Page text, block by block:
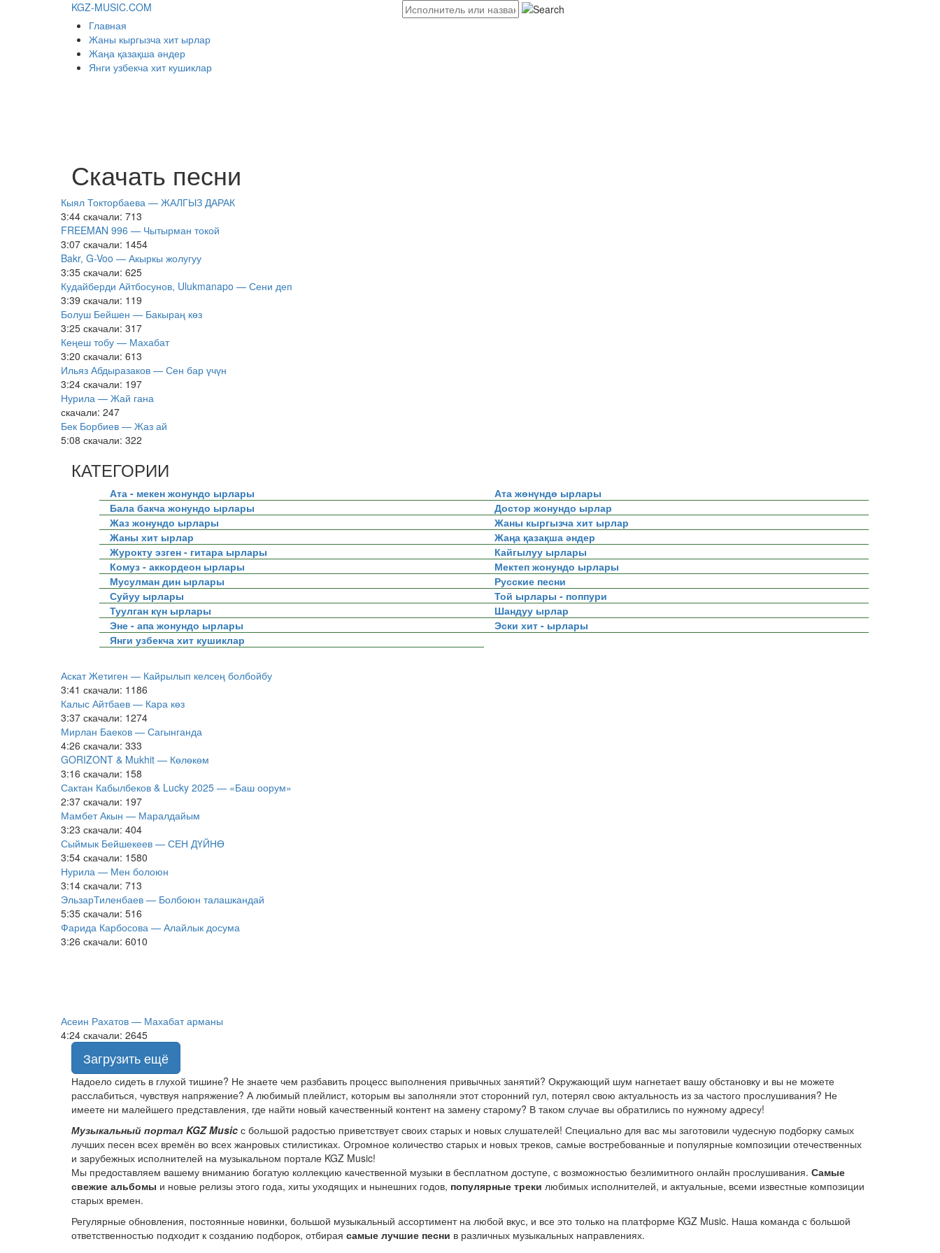
KGZ-MUSIC.COM
Главная
Жаны кыргызча хит ырлар
Жаңа қазақша әндер
Янги узбекча хит кушиклар
Скачать песни
Кыял Токторбаева — ЖАЛГЫЗ ДАРАК
3:44 скачали: 713
FREEMAN 996 — Чытырман токой
3:07 скачали: 1454
Bakr, G-Voo — Акыркы жолугуу
3:35 скачали: 625
Кудайберди Айтбосунов, Ulukmanapo — Сени деп
3:39 скачали: 119
Болуш Бейшен — Бакыраң көз
3:25 скачали: 317
Кеңеш тобу — Махабат
3:20 скачали: 613
Ильяз Абдыразаков — Сен бар үчүн
3:24 скачали: 197
Нурила — Жай гана
скачали: 247
Бек Борбиев — Жаз ай
5:08 скачали: 322
КАТЕГОРИИ
Ата - мекен жонундо ырлары
Ата жөнүндө ырлары
Бала бакча жонундо ырлары
Достор жонундо ырлар
Жаз жонундо ырлары
Жаны кыргызча хит ырлар
Жаны хит ырлар
Жаңа қазақша әндер
Журокту эзген - гитара ырлары
Кайгылуу ырлары
Комуз - аккордеон ырлары
Мектеп жонундо ырлары
Мусулман дин ырлары
Русские песни
Суйуу ырлары
Той ырлары - поппури
Туулган күн ырлары
Шандуу ырлар
Эне - апа жонундо ырлары
Эски хит - ырлары
Янги узбекча хит кушиклар
Аскат Жетиген — Кайрылып келсең болбойбу
3:41 скачали: 1186
Калыс Айтбаев — Кара көз
3:37 скачали: 1274
Мирлан Баеков — Сагынганда
4:26 скачали: 333
GORIZONT & Mukhit — Көлөкөм
3:16 скачали: 158
Сактан Кабылбеков & Lucky 2025 — «Баш оорум»
2:37 скачали: 197
Мамбет Акын — Маралдайым
3:23 скачали: 404
Сыймык Бейшекеев — СЕН ДҮЙНӨ
3:54 скачали: 1580
Нурила — Мен болоюн
3:14 скачали: 713
ЭльзарТиленбаев — Болбоюн талашкандай
5:35 скачали: 516
Фарида Карбосова — Алайлык досума
3:26 скачали: 6010
Асеин Рахатов — Махабат арманы
4:24 скачали: 2645
Загрузить ещё
Надоело сидеть в глухой тишине? Не знаете чем разбавить процесс выполнения привычных занятий? Окружающий шум нагнетает вашу обстановку и вы не можете
расслабиться, чувствуя напряжение? А любимый плейлист, которым вы заполняли этот сторонний гул, потерял свою актуальность из за частого прослушивания? Не
имеете ни малейшего представления, где найти новый качественный контент на замену старому? В таком случае вы обратились по нужному адресу!
Музыкальный портал KGZ Music с большой радостью приветствует своих старых и новых слушателей! Специально для вас мы заготовили чудесную подборку самых
лучших песен всех времён во всех жанровых стилистиках. Огромное количество старых и новых треков, самые востребованные и популярные композиции отечественных
и зарубежных исполнителей на музыкальном портале KGZ Music!
Мы предоставляем вашему вниманию богатую коллекцию качественной музыки в бесплатном доступе, с возможностью безлимитного онлайн прослушивания. Самые
свежие альбомы и новые релизы этого года, хиты уходящих и нынешних годов, популярные треки любимых исполнителей, и актуальные, всеми известные композиции
старых времен.
Регулярные обновления, постоянные новинки, большой музыкальный ассортимент на любой вкус, и все это только на платформе KGZ Music. Наша команда с большой
ответственностью подходит к созданию подборок, отбирая самые лучшие песни в различных музыкальных направлениях.